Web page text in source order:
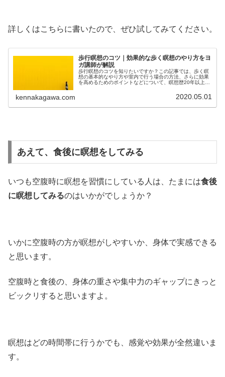
詳しくはこちらに書いたので、ぜひ試してみてください。
歩行瞑想のコツ｜効果的な歩く瞑想のやり方をヨ
ガ講師が解説
歩行瞑想のコツを知りたいですか？この記事では、歩く瞑
想の基本的なやり方や室内で行う場合の方法、さらに効果
を高めるためのポイントなどについて、瞑想歴20年以上の
kennakagawa.com 2020.05.01
あえて、食後に瞑想をしてみる
いつも空腹時に瞑想を習慣にしている人は、たまには食後
に瞑想してみるのはいかがでしょうか？
いかに空腹時の方が瞑想がしやすいか、身体で実感できる
と思います。
空腹時と食後の、身体の重さや集中力のギャップにきっと
ビックリすると思いますよ。
瞑想はどの時間帯に行うかでも、感覚や効果が全然違いま
す。